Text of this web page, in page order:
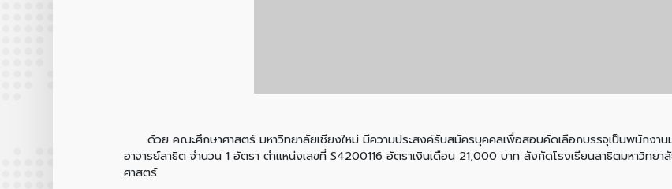
ด้วย คณะศึกษาศาสตร์ มหาวิทยาลัยเชียงใหม่ มีความประสงค์รับสมัครบุคคลเพื่อสอบคัดเลือกบรรจุเป็นพนักงาน
อาจารย์สาธิต จำนวน 1 อัตรา ตำแหน่งเลขที่ S4200116 อัตราเงินเดือน 21,000 บาท สังกัดโรงเรียนสาธิตมหาวิทย
ศาสตร์